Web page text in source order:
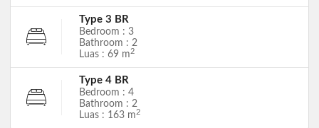
Type 3 BR
Bedroom : 3
Bathroom : 2
Luas : 69 m2
Type 4 BR
Bedroom : 4
Bathroom : 2
Luas : 163 m 2